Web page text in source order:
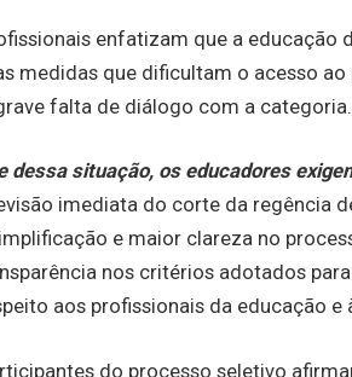
enfatizam que a educação
medidas que dificultam o acesso
falta de diálogo com a categoria.
dessa situação, os educadores
imediata do corte da regência
e maior clareza no
nos critérios adotados
aos profissionais da educação e
do processo seletivo